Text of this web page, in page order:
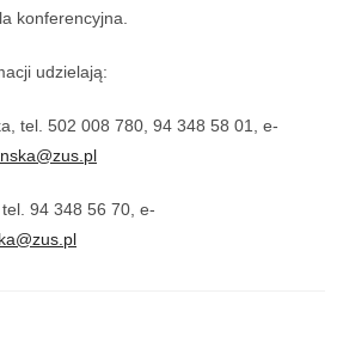
konferencyjna.
udzielają:
tel. 502 008 780, 94 348 58 01, e-
94 348 56 70, e-